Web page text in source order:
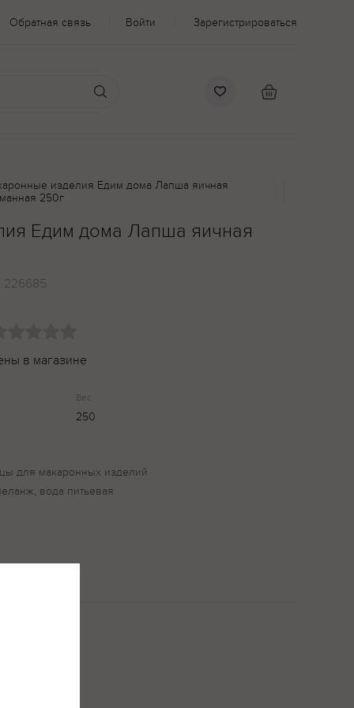
Обратная связь Войти Зарегистрироваться
изделия Едим дома Лапша яичная
250г
Едим дома Лапша яичная
226685
в магазине
Вес
250
для макаронных изделий
вода питьевая